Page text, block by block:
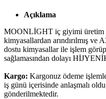
Açıklama
MOONLİGHT iç giyimi üretim
kimyasallardan arındırılmış ve
dostu kimyasallar ile işlem
sağlamasından dolayı
Kargo: Kargonuz ödeme
iş günü içerisinde anlaşmalı
gönderilmektedir.